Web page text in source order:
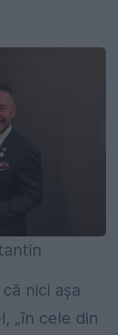
nici așa
„în cele din